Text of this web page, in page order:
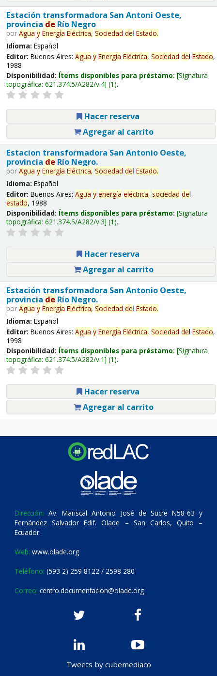
Estación transformadora San Antoni Oeste,
provincia deRío Negro
por Agua y Energía Eléctrica, Sociedad del Estado.
Idioma: Español
Editor: Buenos Aires: Agua y Energía Eléctrica, Sociedad del Estado,
1988
Disponibilidad: Ítems disponibles para préstamo: Signatura
topográfica: 621.374.5/A282/v.4 (1).
Hacer reserva
Agregar al carrito
Estacion transformadora San Antonio Oeste,
provincia deRío Negro.
por Agua y Energía Eléctrica, Sociedad del Estado.
Idioma: Español
Editor: Buenos Aires: Agua y energía eléctrica, sociedad del
estado, 1988
Disponibilidad: Ítems disponibles para préstamo: Signatura
topográfica: 621.374.5/A282/v.3 (1).
Hacer reserva
Agregar al carrito
Estación transformadora San Antonio Oeste,
provincia deRío Negro.
por Agua y Energía Eléctrica, Sociedad del Estado.
Idioma: Español
Editor: Buenos Aires: Agua y Energía Eléctrica, Sociedad del Estado,
1998
Disponibilidad: Ítems disponibles para préstamo: Signatura
topográfica: 621.374.5/A282/v.1 (1).
Hacer reserva
Agregar al carrito
Dirección: Av. Mariscal Antonio José de Sucre N58-63 y
Fernández Salvador Edif. Olade – San Carlos, Quito –
Ecuador.
Web: www.olade.org
Teléfono: (593 2) 259 8122 / 2598 280
Correo: centro.documentacion@olade.org
Tweets by cubemediaco